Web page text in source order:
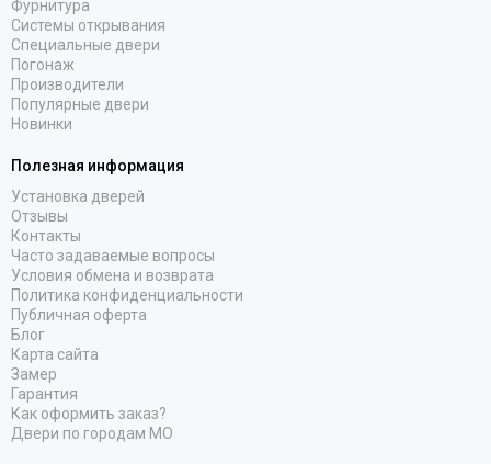
Фурнитура
Системы открывания
Специальные двери
Погонаж
Производители
Популярные двери
Новинки
Полезная информация
Установка дверей
Отзывы
Контакты
Часто задаваемые вопросы
Условия обмена и возврата
Политика конфиденциальности
Публичная оферта
Блог
Карта сайта
Замер
Гарантия
Как оформить заказ?
Двери по городам МО